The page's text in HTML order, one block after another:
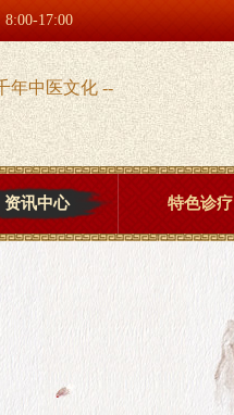
17:00
年中医文化 --
资讯中心 特色诊疗